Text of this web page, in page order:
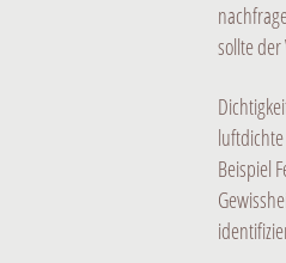
sollte
Beispiel